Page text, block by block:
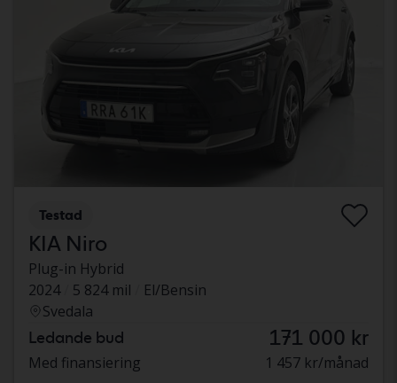
Testad
KIA Niro
Plug-in Hybrid
2024
5 824 mil
El/Bensin
Svedala
Ledande bud 171 000 kr
Med finansiering 1 457 kr/månad